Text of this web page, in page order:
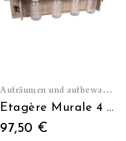
Aufräumen und aufbewahren
Etagère Murale 4 Pots vissables
97,50 €